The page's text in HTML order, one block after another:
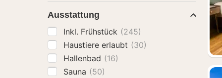
Ausstattung
Inkl. Frühstück (245)
Haustiere erlaubt (30)
Hallenbad (16)
Sauna (50)